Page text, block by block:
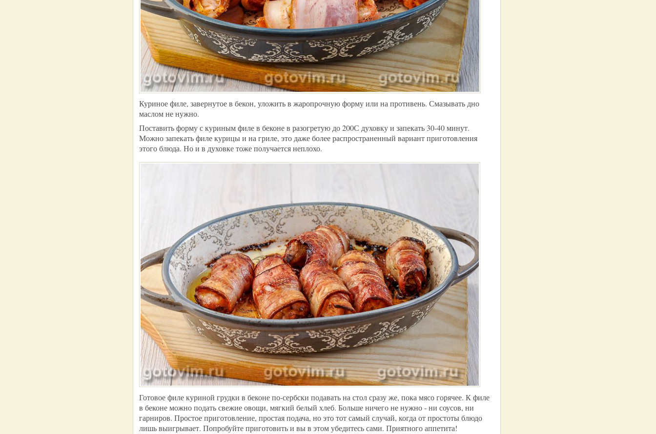
Куриное филе, завернутое в бекон, уложить в жаропрочную форму или на противень. Смазывать дно
маслом не нужно.
Поставить форму с куриным филе в беконе в разогретую до 200С духовку и запекать 30-40 минут.
Можно запекать филе курицы и на гриле, это даже более распространенный вариант приготовления
этого блюда. Но и в духовке тоже получается неплохо.
Готовое филе куриной грудки в беконе по-сербски подавать на стол сразу же, пока мясо горячее. К филе
в беконе можно подать свежие овощи, мягкий белый хлеб. Больше ничего не нужно - ни соусов, ни
гарниров. Простое приготовление, простая подача, но это тот самый случай, когда от простоты блюдо
лишь выигрывает. Попробуйте приготовить и вы в этом убедитесь сами. Приятного аппетита!